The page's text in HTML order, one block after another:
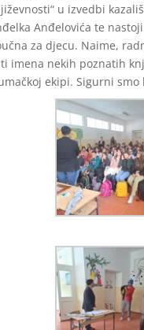
u izvedbi
Anđelovića te
za djecu. Naime,
imena nekih poznatih
ekipi. Sigurni